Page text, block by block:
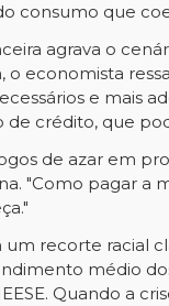
consumo que
agrava o
o economista
e mais
crédito, que
de azar em
"Como pagar a
recorte racial
médio
Quando a